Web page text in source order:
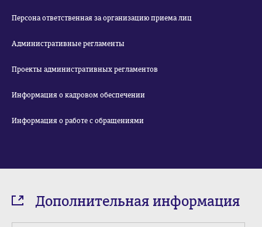
Персона ответственная за организацию приема лиц
Административные регламенты
Проекты административных регламентов
Информация о кадровом обеспечении
Информация о работе с обращениями
Дополнительная информация